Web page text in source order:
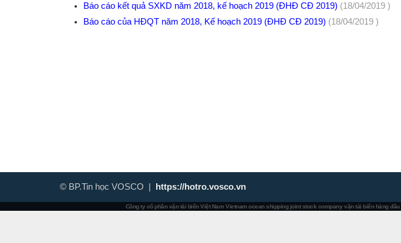
Báo cáo kết quả SXKD năm 2018, kế hoạch 2019 (ĐHĐ CĐ 2019) (18/04/2019 )
Báo cáo của HĐQT năm 2018, Kế hoạch 2019 (ĐHĐ CĐ 2019) (18/04/2019 )
© BP.Tin học VOSCO | https://hotro.vosco.vn
Công ty cổ phần vận tải biển Việt Nam Vietnam ocean shipping joint stock company vận tải biển hàng đầu